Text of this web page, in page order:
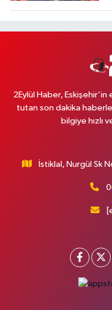
2Eylül Haber,
tutan son dakika
bilgiye hızlı
İstiklal, Nurgül Sk